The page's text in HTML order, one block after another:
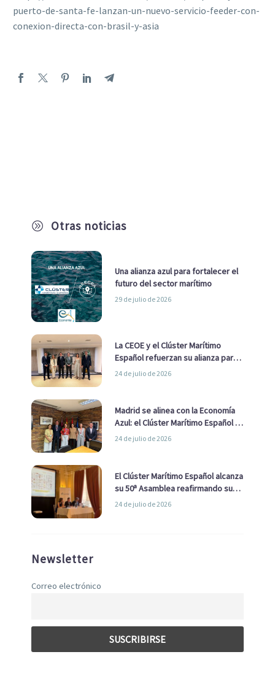
A Otras noticias
Una alianza azul para fortalecer el
futuro del sector marítimo
29 de julio de 2026
La CEOE y el Clúster Marítimo
Español refuerzan su alianza para
impulsar una estrategia Nacional
24 de julio de 2026
Madrid se alinea con la Economía
Azul: el Clúster Marítimo Español y
la Real Liga Naval avanzan alianzas
24 de julio de 2026
El Clúster Marítimo Español alcanza
su 50ª Asamblea reafirmando su
liderazgo en la Economía Azul
24 de julio de 2026
Newsletter
Correo electrónico
puerto-de-santa-fe-lanzan-un-nuevo-servicio-feeder-con-
conexion-directa-con-brasil-y-asia